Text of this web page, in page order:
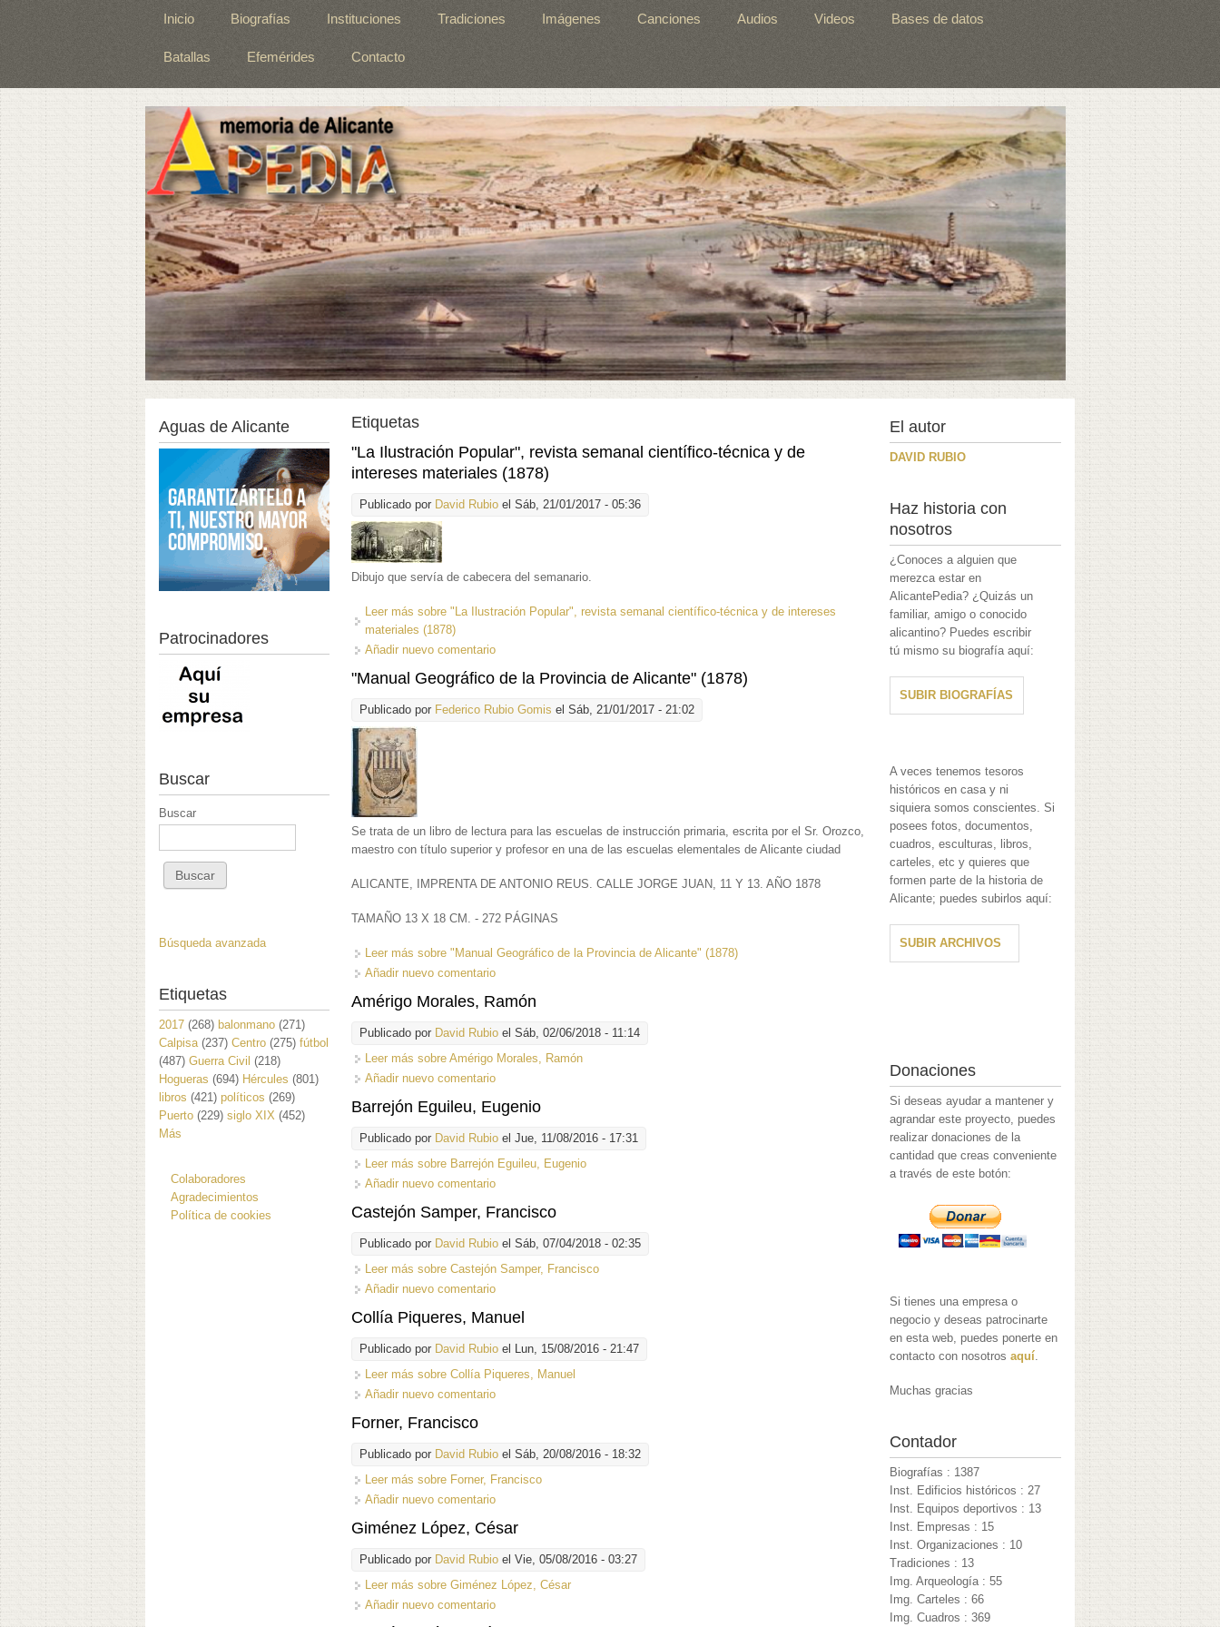
Inicio Biografías Instituciones Tradiciones Imágenes Canciones Audios Videos Bases de datos
Batallas Efemérides Contacto
Etiquetas
"La Ilustración Popular", revista semanal científico-técnica y de
intereses materiales (1878)
Publicado por David Rubio el Sáb, 21/01/2017 - 05:36
Dibujo que servía de cabecera del semanario.
Leer más sobre "La Ilustración Popular", revista semanal científico-técnica y de intereses
materiales (1878)
Añadir nuevo comentario
"Manual Geográfico de la Provincia de Alicante" (1878)
Publicado por Federico Rubio Gomis el Sáb, 21/01/2017 - 21:02
Se trata de un libro de lectura para las escuelas de instrucción primaria, escrita por el Sr. Orozco,
maestro con título superior y profesor en una de las escuelas elementales de Alicante ciudad
ALICANTE, IMPRENTA DE ANTONIO REUS. CALLE JORGE JUAN, 11 Y 13. AÑO 1878
TAMAÑO 13 X 18 CM. - 272 PÁGINAS
Leer más sobre "Manual Geográfico de la Provincia de Alicante" (1878)
Añadir nuevo comentario
Amérigo Morales, Ramón
Publicado por David Rubio el Sáb, 02/06/2018 - 11:14
Leer más sobre Amérigo Morales, Ramón
Añadir nuevo comentario
Barrejón Eguileu, Eugenio
Publicado por David Rubio el Jue, 11/08/2016 - 17:31
Leer más sobre Barrejón Eguileu, Eugenio
Añadir nuevo comentario
Castejón Samper, Francisco
Publicado por David Rubio el Sáb, 07/04/2018 - 02:35
Leer más sobre Castejón Samper, Francisco
Añadir nuevo comentario
Collía Piqueres, Manuel
Publicado por David Rubio el Lun, 15/08/2016 - 21:47
Leer más sobre Collía Piqueres, Manuel
Añadir nuevo comentario
Forner, Francisco
Publicado por David Rubio el Sáb, 20/08/2016 - 18:32
Leer más sobre Forner, Francisco
Añadir nuevo comentario
Giménez López, César
Publicado por David Rubio el Vie, 05/08/2016 - 03:27
Leer más sobre Giménez López, César
Añadir nuevo comentario
Aguas de Alicante
Patrocinadores
Buscar
Buscar
Búsqueda avanzada
Etiquetas
2017 (268) balonmano (271)
Calpisa (237) Centro (275) fútbol
(487) Guerra Civil (218)
Hogueras (694) Hércules (801)
libros (421) políticos (269)
Puerto (229) siglo XIX (452)
Más
Colaboradores
Agradecimientos
Política de cookies
El autor
DAVID RUBIO
Haz historia con
nosotros
¿Conoces a alguien que
merezca estar en
AlicantePedia? ¿Quizás un
familiar, amigo o conocido
alicantino? Puedes escribir
tú mismo su biografía aquí:
SUBIR BIOGRAFÍAS
A veces tenemos tesoros
históricos en casa y ni
siquiera somos conscientes. Si
posees fotos, documentos,
cuadros, esculturas, libros,
carteles, etc y quieres que
formen parte de la historia de
Alicante; puedes subirlos aquí:
SUBIR ARCHIVOS
Donaciones
Si deseas ayudar a mantener y
agrandar este proyecto, puedes
realizar donaciones de la
cantidad que creas conveniente
a través de este botón:
Si tienes una empresa o
negocio y deseas patrocinarte
en esta web, puedes ponerte en
contacto con nosotrosaquí.
Muchas gracias
Contador
Biografías : 1387
Inst. Edificios históricos : 27
Inst. Equipos deportivos : 13
Inst. Empresas : 15
Inst. Organizaciones : 10
Tradiciones : 13
Img. Arqueología : 55
Img. Carteles : 66
Img. Cuadros : 369